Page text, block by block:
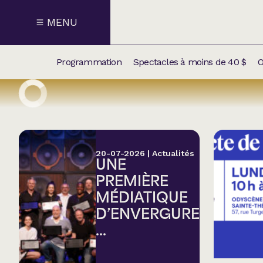
MENU
NOS
Humour
Programmation Spectacles à moins de 40 $
20-07-2026 | Actualités
UNE
PREMIÈRE
MÉDIATIQUE
D’ENVERGURE
...